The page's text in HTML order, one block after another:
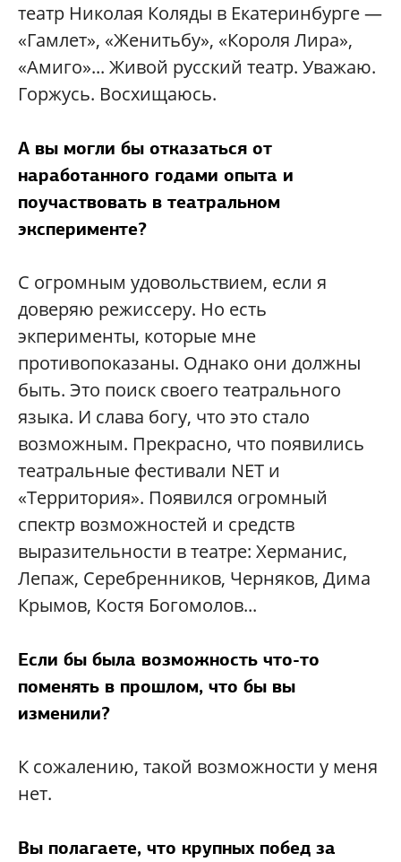
театр Николая Коляды в Екатеринбурге —
«Гамлет», «Женитьбу», «Короля Лира»,
«Амиго»... Живой русский театр. Уважаю.
Горжусь. Восхищаюсь.
А вы могли бы отказаться от
наработанного годами опыта и
поучаствовать в театральном
эксперименте?
С огромным удовольствием, если я
доверяю режиссеру. Но есть
экперименты, которые мне
противопоказаны. Однако они должны
быть. Это поиск своего театрального
языка. И слава богу, что это стало
возможным. Прекрасно, что появились
театральные фестивали NET и
«Территория». Появился огромный
спектр возможностей и средств
выразительности в театре: Херманис,
Лепаж, Серебренников, Черняков, Дима
Крымов, Костя Богомолов...
Если бы была возможность что-то
поменять в прошлом, что бы вы
изменили?
К сожалению, такой возможности у меня
нет.
Вы полагаете, что крупных побед за